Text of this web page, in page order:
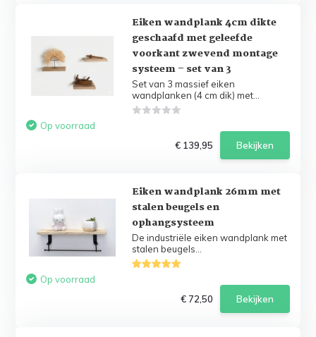
Eiken wandplank 4cm dikte
geschaafd met geleefde
voorkant zwevend montage
systeem – set van 3
Set van 3 massief eiken
wandplanken (4 cm dik) met...
Op voorraad
€ 139,95
Bekijken
Eiken wandplank 26mm met
stalen beugels en
ophangsysteem
De industriële eiken wandplank met
stalen beugels...
Op voorraad
€ 72,50
Bekijken